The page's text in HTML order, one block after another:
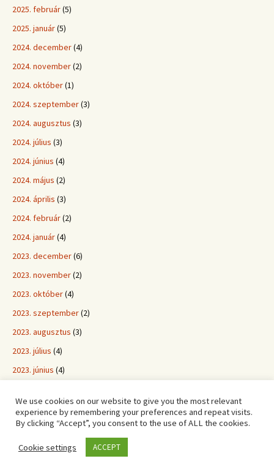
2025. február(5)
2025. január(5)
2024. december(4)
2024. november(2)
2024. október(1)
2024. szeptember(3)
2024. augusztus (3)
2024. július (3)
2024. június (4)
2024. május (2)
2024. április (3)
2024. február(2)
2024. január(4)
2023. december(6)
2023. november(2)
2023. október(4)
2023. szeptember(2)
2023. augusztus (3)
2023. július (4)
2023. június (4)
2023. április (2)
2023. március(4)
2023. február(4)
We use cookies on our website to give you the most relevant
experience by remembering your preferences and repeat visits.
By clicking “Accept”, you consent to the use of ALL the cookies.
Cookie settings ACCEPT